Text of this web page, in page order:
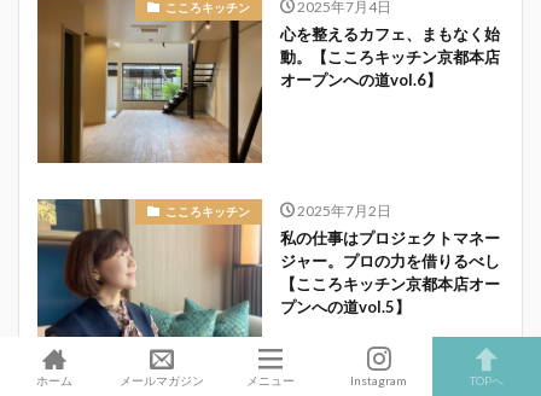
こころキッチン 2025年7月4日
心を整えるカフェ、まもなく始
動。【こころキッチン京都本店
オープンへの道vol.6】
こころキッチン 2025年7月2日
私の仕事はプロジェクトマネー
ジャー。プロの力を借りるべし
【こころキッチン京都本店オー
プンへの道vol.5】
ホーム メールマガジン メニュー Instagram TOPへ